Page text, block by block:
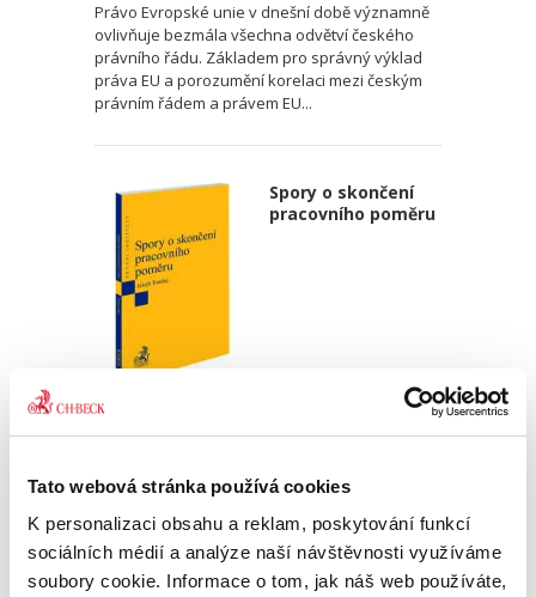
Tato webová stránka používá cookies
K personalizaci obsahu a reklam, poskytování funkcí
sociálních médií a analýze naší návštěvnosti využíváme
soubory cookie. Informace o tom, jak náš web používáte,
Právo Evropské unie v dnešní době významně
ovlivňuje bezmála všechna odvětví českého
právního řádu. Základem pro správný výklad
práva EU a porozumění korelaci mezi českým
právním řádem a právem EU...
Spory o skončení
pracovního poměru
Jakub Tomšej
vést k soudnímu sporu. Předkládaná publikace
nabízí praktický výklad všech aspektů, které s
takovým sporem souvisí. Popisuje postupy při